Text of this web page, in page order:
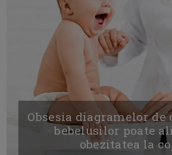
Obsesia diagramelor de
bebelusilor poate
obezitatea la